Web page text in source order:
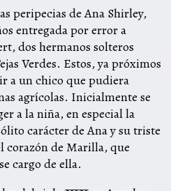
peripecias de Ana Shirley,
entregada por error a
dos hermanos solteros
Verdes. Estos, ya próximos
a un chico que pudiera
agrícolas. Inicialmente se
a la niña, en especial la
carácter de Ana y su triste
corazón de Marilla, que
cargo de ella.